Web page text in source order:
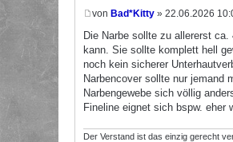
von Bad*Kitty » 22.06.2026
Die Narbe sollte zu allererst
kann. Sie sollte komplett hell
noch kein sicherer
Narbencover sollte nur jemand
Narbengewebe sich völlig
Fineline eignet sich bspw. eher
Der Verstand ist das einzig gerecht